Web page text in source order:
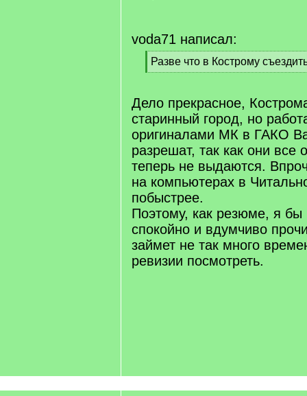
voda71 написал:
[
q
Разве что в Кострому
[
q
Дело прекрасное,
старинный город, но
оригиналами МК в ГАКО
разрешат, так как они все
теперь не выдаются.
на компьютерах в
побыстрее.
Поэтому, как резюме, я бы
спокойно и вдумчиво
займет не так много
ревизии посмотреть.